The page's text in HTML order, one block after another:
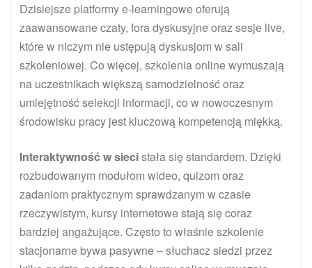
Dzisiejsze platformy e-learningowe oferują
zaawansowane czaty, fora dyskusyjne oraz sesje live,
które w niczym nie ustępują dyskusjom w sali
szkoleniowej. Co więcej, szkolenia online wymuszają
na uczestnikach większą samodzielność oraz
umiejętność selekcji informacji, co w nowoczesnym
środowisku pracy jest kluczową kompetencją miękką.
Interaktywność w siecistała się standardem. Dzięki
rozbudowanym modułom wideo, quizom oraz
zadaniom praktycznym sprawdzanym w czasie
rzeczywistym, kursy internetowe stają się coraz
bardziej angażujące. Często to właśnie szkolenie
stacjonarne bywa pasywne – słuchacz siedzi przez